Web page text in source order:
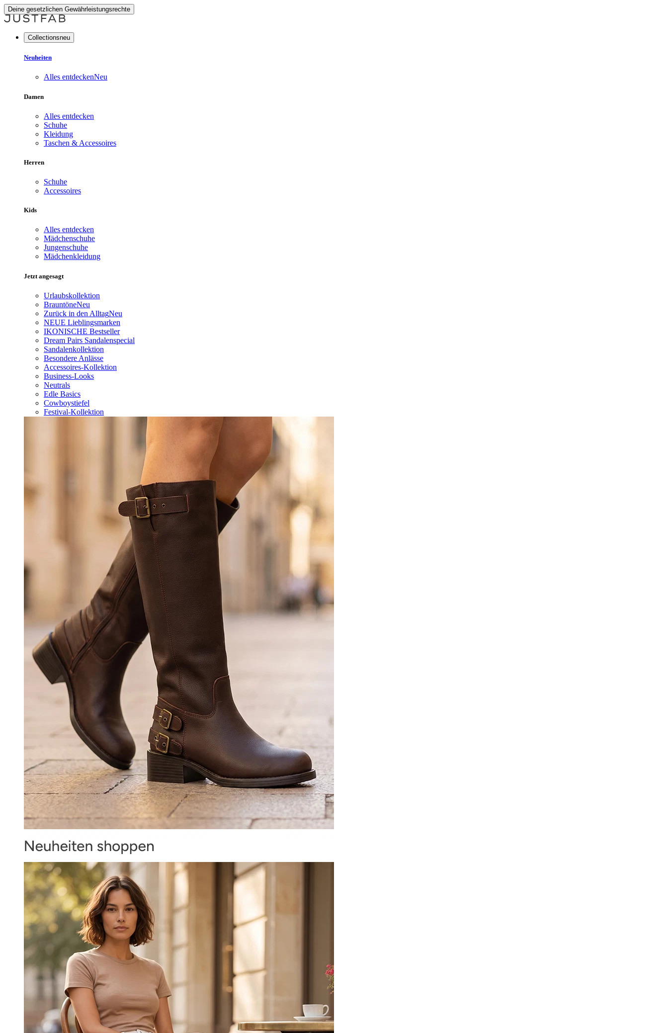
Deine gesetzlichen Gewährleistungsrechte
Collectionsneu
Neuheiten
Alles entdeckenNeu
Damen
Alles entdecken
Schuhe
Kleidung
Taschen & Accessoires
Herren
Schuhe
Accessoires
Kids
Alles entdecken
Mädchenschuhe
Jungenschuhe
Mädchenkleidung
Jetzt angesagt
Urlaubskollektion
BrauntöneNeu
Zurück in den AlltagNeu
NEUE Lieblingsmarken
IKONISCHE Bestseller
Dream Pairs Sandalenspecial
Sandalenkollektion
Besondere Anlässe
Accessoires-Kollektion
Business-Looks
Neutrals
Edle Basics
Cowboystiefel
Festival-Kollektion